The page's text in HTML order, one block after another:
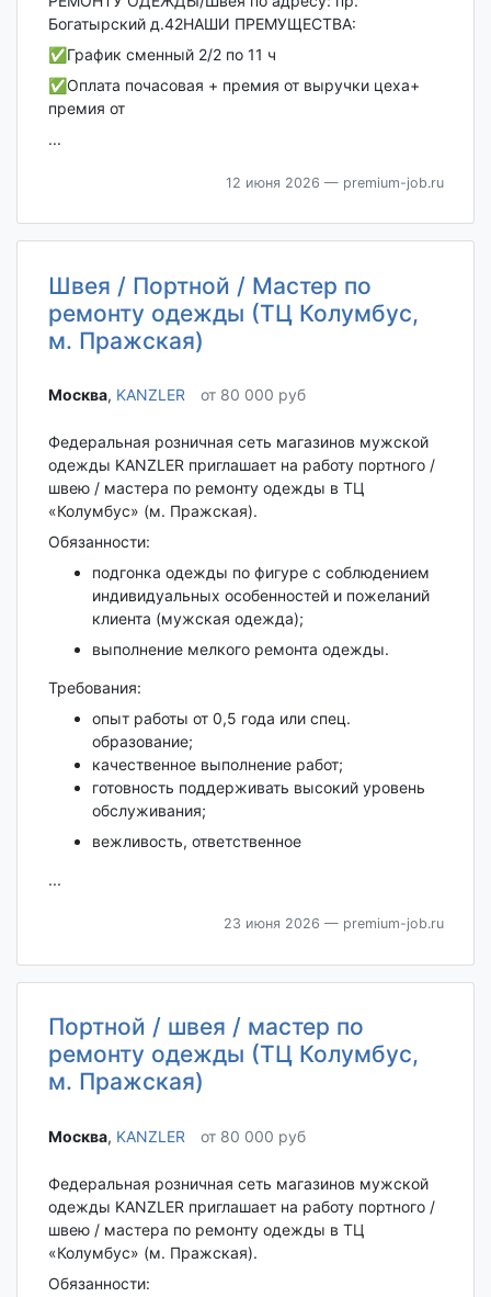
Богатырский д.42НАШИ ПРЕМУЩЕСТВА:
✅График сменный 2/2 по 11 ч
✅Оплата почасовая + премия от выручки цеха+
премия от
...
12 июня 2026 — premium-job.ru
Швея / Портной / Мастер по
ремонту одежды (ТЦ Колумбус,
м. Пражская)
Москва‎, KANZLER от 80 000 руб
Федеральная розничная сеть магазинов мужской
одежды KANZLER приглашает на работу портного /
швею / мастера по ремонту одежды в ТЦ
«Колумбус» (м. Пражская).
Обязанности:
подгонка одежды по фигуре с соблюдением
индивидуальных особенностей и пожеланий
клиента (мужская одежда);
выполнение мелкого ремонта одежды.
Требования:
опыт работы от 0,5 года или спец.
образование;
качественное выполнение работ;
готовность поддерживать высокий уровень
обслуживания;
вежливость, ответственное
...
23 июня 2026 — premium-job.ru
Портной / швея / мастер по
ремонту одежды (ТЦ Колумбус,
м. Пражская)
Москва‎, KANZLER от 80 000 руб
Федеральная розничная сеть магазинов мужской
одежды KANZLER приглашает на работу портного /
швею / мастера по ремонту одежды в ТЦ
«Колумбус» (м. Пражская).
Обязанности: